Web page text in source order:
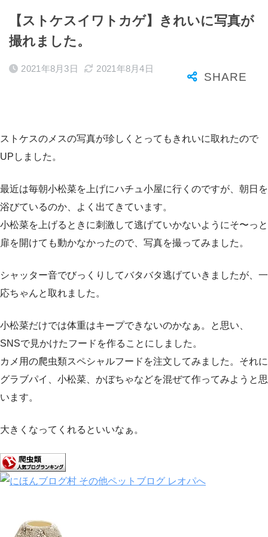
【ストケスイワトカゲ】きれいに写真が
撮れました。
2021年8月3日 2021年8月4日
ストケスのメスの写真が珍しくとってもきれいに取れたので
UPしました。
最近は毎朝小松菜を上げにハチュ小屋に行くのですが、朝日を
浴びているのか、よく出てきています。
小松菜を上げるときに刺激して逃げていかないようにそ〜っと
扉を開けても動かなかったので、写真を撮ってみました。
シャッター音でびっくりしてバタバタ逃げていきましたが、一
応ちゃんと取れました。
小松菜だけでは体重はキープできないのかなぁ。と思い、
SNSで見かけたフードを作ることにしました。
カメ用の爬虫類スペシャルフードを注文してみました。それに
グラブパイ、小松菜、かぼちゃなどを混ぜて作ってみようと思
います。
大きくなってくれるといいなぁ。